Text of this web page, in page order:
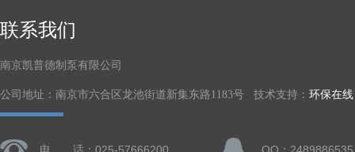
联系我们
南京凯普德制泵有限公司
公司地址：南京市六合区龙池街道新集东路1183号 技术支持： 环保在线